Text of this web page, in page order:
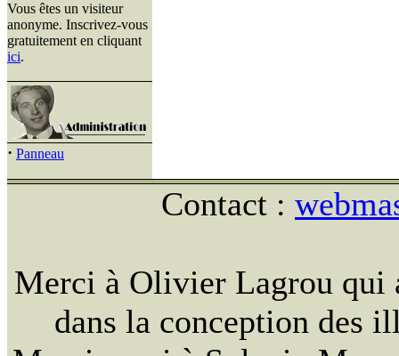
Vous êtes un visiteur
anonyme. Inscrivez-vous
gratuitement en cliquant
ici.
· Panneau
Contact :
Merci à Olivier Lagrou qui
dans la conception des